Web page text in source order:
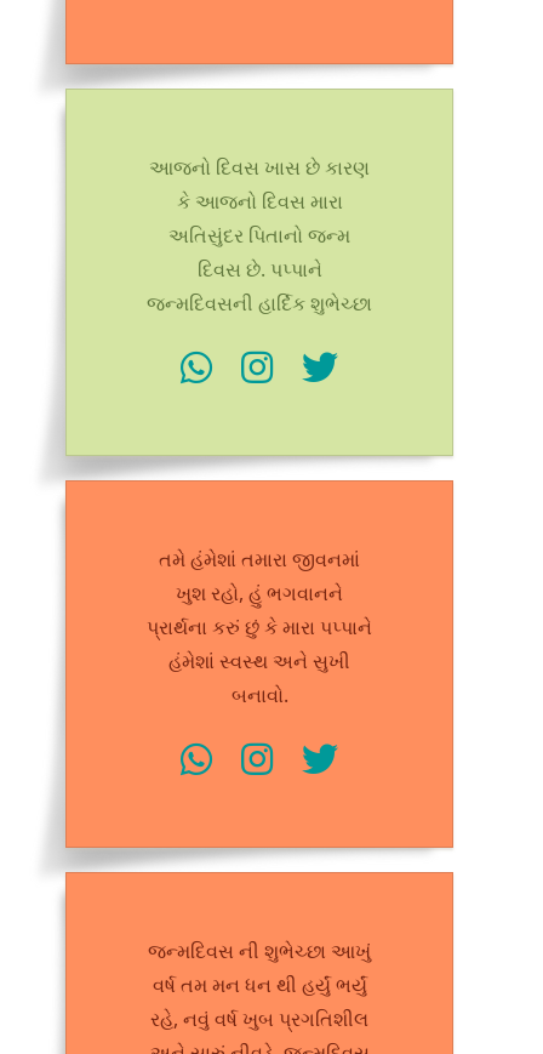
આજનો દિવસ ખાસ છે કારણ
કે આજનો દિવસ મારા
અતિસુંદર પિતાનો જન્મ
દિવસ છે. પપ્પાને
જન્મદિવસની હાર્દિક શુભેચ્છા
તમે હંમેશાં તમારા જીવનમાં
ખુશ રહો, હું ભગવાનને
પ્રાર્થના કરું છું કે મારા પપ્પાને
હંમેશાં સ્વસ્થ અને સુખી
બનાવો.
જન્મદિવસ ની શુભેચ્છા આખું
વર્ષ તમ મન ધન થી હર્યું ભર્યું
રહે, નવું વર્ષ ખુબ પ્રગતિશીલ